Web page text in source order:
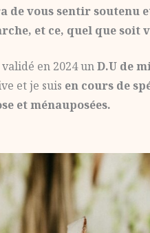
de vous sentir soutenu
et ce, quel que soit
en 2024 unD.U de
et je suis en cours de
et ménauposées.